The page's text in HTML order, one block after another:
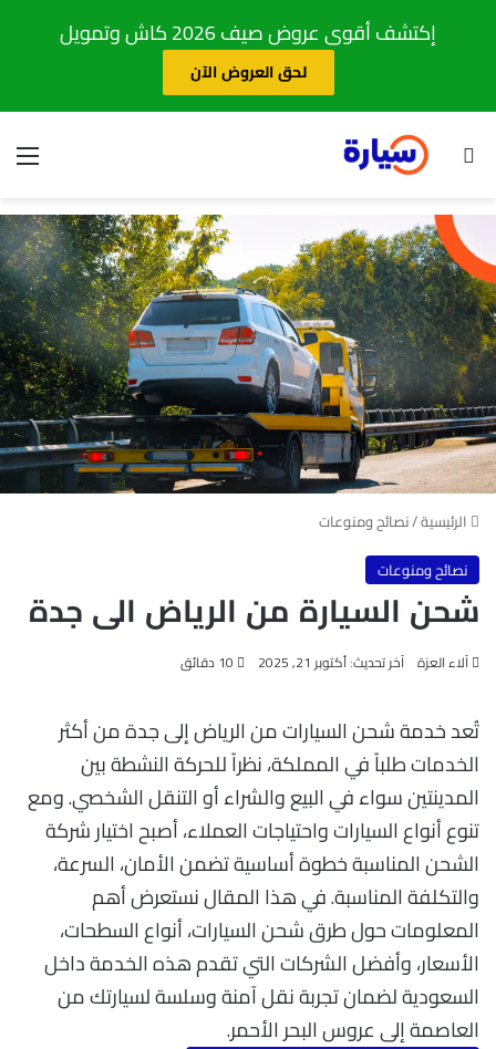
إكتشف أقوى عروض صيف 2026 كاش وتمويل
لحق العروض الآن
بحث عن
الرئيسية/نصائح ومنوعات
نصائح ومنوعات
شحن السيارة من الرياض الى جدة​
آلاء العزة آخر تحديث: أكتوبر 21, 2025
تُعد خدمة شحن السيارات من الرياض إلى جدة من أكثر
الخدمات طلباً في المملكة، نظراً للحركة النشطة بين
المدينتين سواء في البيع والشراء أو التنقل الشخصي. ومع
تنوع أنواع السيارات واحتياجات العملاء، أصبح اختيار شركة
الشحن المناسبة خطوة أساسية تضمن الأمان، السرعة،
والتكلفة المناسبة. في هذا المقال نستعرض أهم
المعلومات حول طرق شحن السيارات، أنواع السطحات،
الأسعار، وأفضل الشركات التي تقدم هذه الخدمة داخل
السعودية لضمان تجربة نقل آمنة وسلسة لسيارتك من
العاصمة إلى عروس البحر الأحمر.